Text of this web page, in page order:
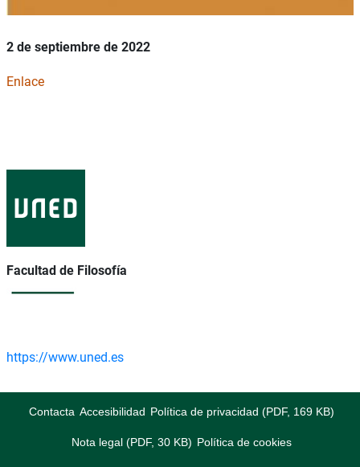
2 de septiembre de 2022
Enlace
Facultad de Filosofía
https://www.uned.es
Contacta Accesibilidad Política de privacidad (PDF, 169 KB)
Nota legal (PDF, 30 KB) Política de cookies